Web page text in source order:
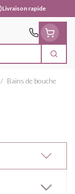
Livraison rapide
/ Bains de bouche